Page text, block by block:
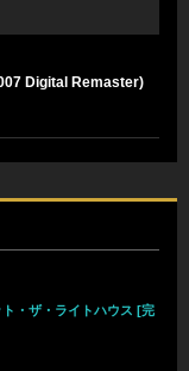
Digital Remaster)
・ザ・ライトハウス [完